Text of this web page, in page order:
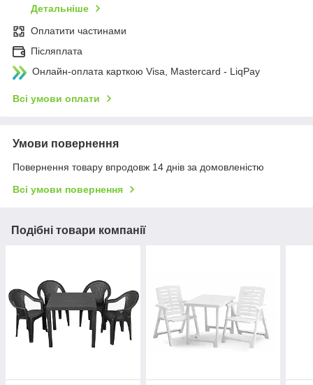
Детальніше
Оплатити частинами
Післяплата
Онлайн-оплата карткою Visa, Mastercard - LiqPay
Всі умови оплати
Умови повернення
Повернення товару впродовж 14 днів за домовленістю
Всі умови повернення
Подібні товари компанії